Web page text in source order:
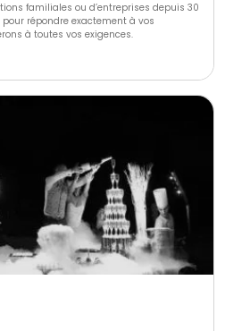
familiales ou d’entreprises depuis 30
répondre exactement à vos
à toutes vos exigences.